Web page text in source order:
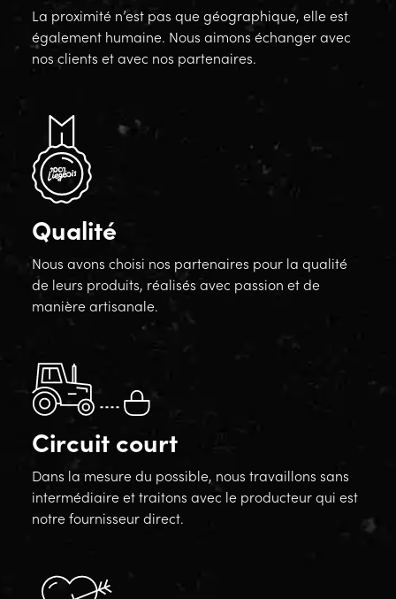
La proximité n’est pas que géographique, elle est
également humaine. Nous aimons échanger avec
nos clients et avec nos partenaires.
Qualité
Nous avons choisi nos partenaires pour la qualité
de leurs produits, réalisés avec passion et de
manière artisanale.
Circuit court
Dans la mesure du possible, nous travaillons sans
intermédiaire et traitons avec le producteur qui est
notre fournisseur direct.